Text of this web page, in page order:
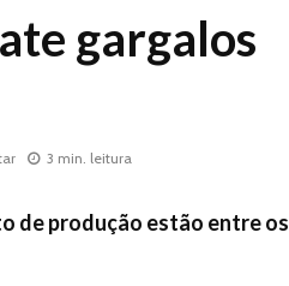
gargalos
3 min. leitura
de produção estão entre os